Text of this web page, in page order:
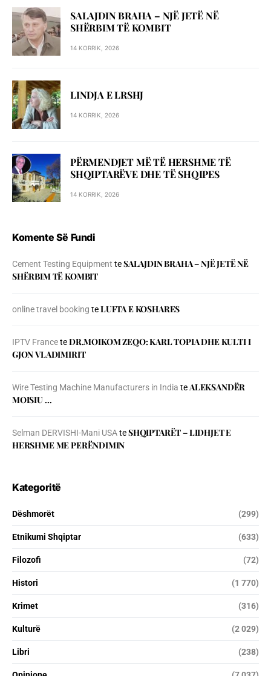
SALAJDIN BRAHA – NJЁ JETЁ NЁ
SHЁRBIM TЁ KOMBIT
14 KORRIK, 2026
LINDJA E LRSHJ
14 KORRIK, 2026
PËRMENDJET MË TË HERSHME TË
SHQIPTARËVE DHE TË SHQIPES
14 KORRIK, 2026
Komente Së Fundi
Cement Testing Equipment teSALAJDIN BRAHA – NJЁ JETЁ NЁ
SHЁRBIM TЁ KOMBIT
online travel booking teLUFTA E KOSHARES
IPTV FranceteDR.MOIKOM ZEQO: KARL TOPIA DHE KULTI I
GJON VLADIMIRIT
Wire Testing Machine Manufacturers in India teALEKSANDËR
MOISIU …
Selman DERVISHI-Mani USAteSHQIPTARËT – LIDHJET E
HERSHME ME PERËNDIMIN
Kategoritë
Dëshmorët (299)
Etnikumi Shqiptar (633)
Filozofi (72)
Histori (1 770)
Krimet (316)
Kulturë (2 029)
Libri (238)